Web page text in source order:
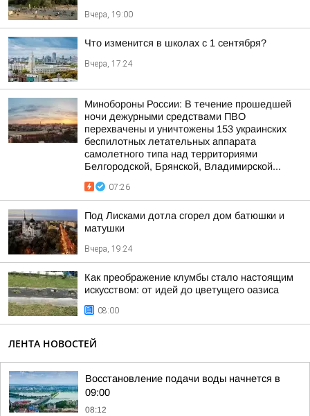
Вчера, 19:00
Что изменится в школах с 1 сентября?
Вчера, 17:24
Минобороны России: В течение прошедшей
ночи дежурными средствами ПВО
перехвачены и уничтожены 153 украинских
беспилотных летательных аппарата
самолетного типа над территориями
Белгородской, Брянской, Владимирской...
07:26
Под Лисками дотла сгорел дом батюшки и
матушки
Вчера, 19:24
Как преображение клумбы стало настоящим
искусством: от идей до цветущего оазиса
08:00
ЛЕНТА НОВОСТЕЙ
Восстановление подачи воды начнется в
09:00
08:12